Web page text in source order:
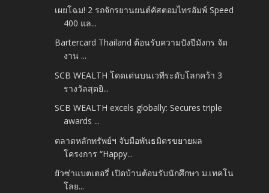
เผยโฉม! 2 รถจักรยานยนต์คัสตอมไทรอัมพ์ Speed
400 แล...
Bartercard Thailand ต้อนรับความปังปีมังกร จัด
งาน ...
SCB WEALTH โดดเด่นบนเวทีระดับโลกคว้า 3
รางวัลสุดยิ...
SCB WEALTH excels globally: Secures triple
awards ...
ตลาดหลักทรัพย์ฯ จับมือพันธมิตรขยายผล
โครงการ “Happy...
ยัวซ่าแบตเตอรี่ เปิดบ้านต้อนรับนักศึกษา ม.เทคโน
โลย...